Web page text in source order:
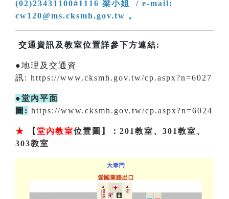
(02)23431100#1116 梁小姐 / e-mail:
cw120@ms.cksmh.gov.tw 。
交通資訊及教室位置詳參下方連結:
●地理及交通資
訊: https://www.cksmh.gov.tw/cp.aspx?n=6027
●堂內平面
圖: https://www.cksmh.gov.tw/cp.aspx?n=6024
★ 【 堂內教室位置圖】：201教室、301教室、
303教室